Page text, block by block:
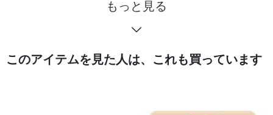
もっと見る
このアイテムを見た人は、これも買っています